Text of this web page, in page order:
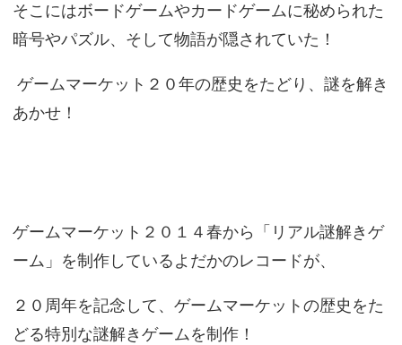
そこにはボードゲームやカードゲームに秘められた
暗号やパズル、そして物語が隠されていた！
ゲームマーケット２０年の歴史をたどり、謎を解き
あかせ！
ゲームマーケット２０１４春から「リアル謎解きゲ
ーム」を制作しているよだかのレコードが、
２０周年を記念して、ゲームマーケットの歴史をた
どる特別な謎解きゲームを制作！